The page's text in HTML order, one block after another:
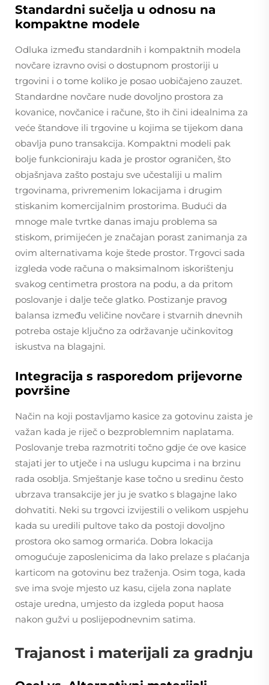
Standardni sučelja u odnosu na
kompaktne modele
Odluka između standardnih i kompaktnih modela
novčare izravno ovisi o dostupnom prostoriji u
trgovini i o tome koliko je posao uobičajeno zauzet.
Standardne novčare nude dovoljno prostora za
kovanice, novčanice i račune, što ih čini idealnima za
veće štandove ili trgovine u kojima se tijekom dana
obavlja puno transakcija. Kompaktni modeli pak
bolje funkcioniraju kada je prostor ograničen, što
objašnjava zašto postaju sve učestaliji u malim
trgovinama, privremenim lokacijama i drugim
stiskanim komercijalnim prostorima. Budući da
mnoge male tvrtke danas imaju problema sa
stiskom, primijećen je značajan porast zanimanja za
ovim alternativama koje štede prostor. Trgovci sada
izgleda vode računa o maksimalnom iskorištenju
svakog centimetra prostora na podu, a da pritom
poslovanje i dalje teče glatko. Postizanje pravog
balansa između veličine novčare i stvarnih dnevnih
potreba ostaje ključno za održavanje učinkovitog
iskustva na blagajni.
Integracija s rasporedom prijevorne
površine
Način na koji postavljamo kasice za gotovinu zaista je
važan kada je riječ o bezproblemnim naplatama.
Poslovanje treba razmotriti točno gdje će ove kasice
stajati jer to utječe i na uslugu kupcima i na brzinu
rada osoblja. Smještanje kase točno u sredinu često
ubrzava transakcije jer ju je svatko s blagajne lako
dohvatiti. Neki su trgovci izvijestili o velikom uspjehu
kada su uredili pultove tako da postoji dovoljno
prostora oko samog ormarića. Dobra lokacija
omogućuje zaposlenicima da lako prelaze s plaćanja
karticom na gotovinu bez traženja. Osim toga, kada
sve ima svoje mjesto uz kasu, cijela zona naplate
ostaje uredna, umjesto da izgleda poput haosa
nakon gužvi u poslijepodnevnim satima.
Trajanost i materijali za gradnju